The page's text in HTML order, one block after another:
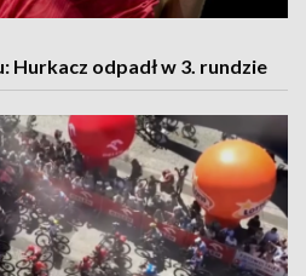
Hurkacz odpadł w 3. rundzie